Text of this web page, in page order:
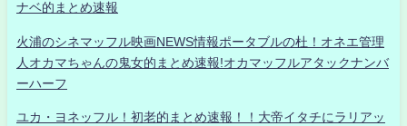
ナベ的まとめ速報
火浦のシネマッフル映画NEWS情報ポータブルの杜！オネエ管理
人オカマちゃんの鬼女的まとめ速報!オカマッフルアタックナンバ
ーハーフ
ユカ・ヨネッフル！初老的まとめ速報！！大帝イタチにラリアッ